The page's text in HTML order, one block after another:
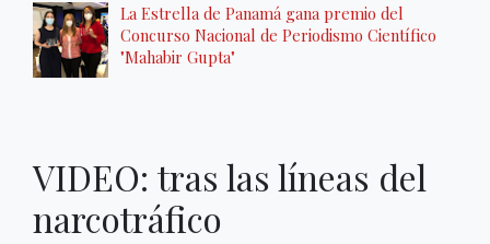
La Estrella de Panamá gana premio del
Concurso Nacional de Periodismo Científico
"Mahabir Gupta"
VIDEO: tras las líneas del
narcotráfico